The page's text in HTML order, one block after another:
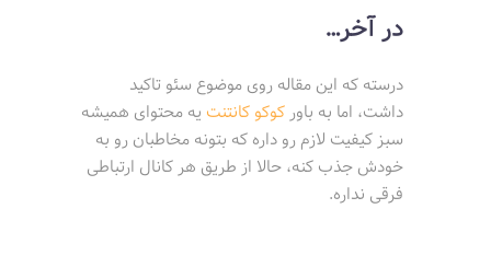
در آخر…
درسته که این مقاله روی موضوع سئو تاکید
داشت، اما به باورکوکو کانتنت یه محتوای همیشه
سبز کیفیت لازم رو داره که بتونه مخاطبان رو به
خودش جذب کنه، حالا از طریق هر کانال ارتباطی
فرقی نداره.